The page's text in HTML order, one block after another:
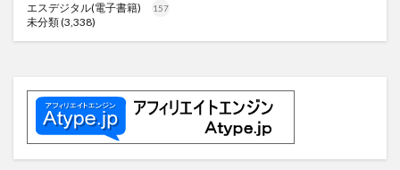
エスデジタル(電子書籍) 157
未分類(3,338)